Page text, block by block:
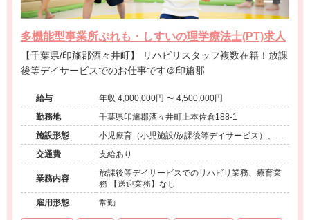
多機能型事業所ぷれも・しすいの理学療法士(PT)求人
【千葉県/印旛郡酒々井町】 リハビリスタッフ複数在籍！放課
後等デイサービスでのお仕事です＠印旛郡
給与
年収 4,000,000円 〜 4,500,000円
勤務地
千葉県印旛郡酒々井町上本佐倉188-1
施設形態
小児療育（小児施設/放課後等デイサービス）、そ
の他（障害者支援）
交通費 支給あり
業務内容
放課後等デイサービスでのリハビリ業務、療育業
務 【送迎業務】なし
雇用形態
常勤